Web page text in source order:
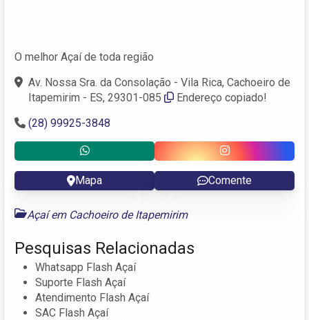
O melhor Açaí de toda região
Av. Nossa Sra. da Consolação - Vila Rica, Cachoeiro de
Itapemirim - ES, 29301-085
Endereço copiado!
(28) 99925-3848
Mapa Comente
Açaí em Cachoeiro de Itapemirim
Pesquisas Relacionadas
Whatsapp Flash Açaí
Suporte Flash Açaí
Atendimento Flash Açaí
SAC Flash Açaí